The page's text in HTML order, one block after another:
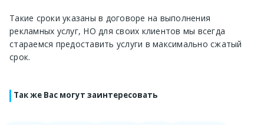
Такие сроки указаны в договоре на выполнения
рекламных услуг, НО для своих клиентов мы всегда
стараемся предоставить услуги в максимально сжатый
срок.
Так же Вас могут заинтересовать